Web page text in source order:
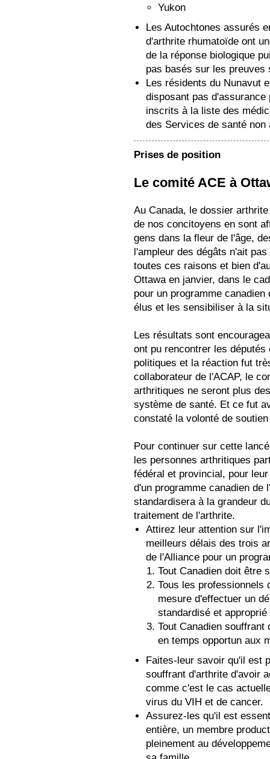
Yukon
Les Autochtones assurés
d'arthrite rhumatoïde ont
de la réponse biologique
pas basés sur les preuves
Les résidents du Nunavut
disposant pas
inscrits à la liste des
des Services de santé
Prises de position
Le comité ACE à
Au Canada, le dossier
de nos concitoyens en sont
gens dans la fleur de l'âge,
l'ampleur des dégâts n'ait
toutes ces raisons et bien
Ottawa en janvier, dans le
pour un programme
élus et les sensibiliser à la
Les résultats sont
ont pu rencontrer les
politiques et la réaction fut
collaborateur de l'ACAP, le
arthritiques ne seront plus
système de santé. Et ce fut
constaté la volonté de
Pour continuer sur cette
les personnes arthritiques
fédéral et provincial, pour
d'un programme canadien de
standardisera à la grandeur
traitement de l'arthrite.
Attirez leur attention sur
meilleurs délais des trois
de l'Alliance pour un
Tout Canadien doit être
Tous les professionnels
mesure d'effectuer un
standardisé et
Tout Canadien
en temps opportun aux
Faites-leur savoir qu'il est
souffrant d'arthrite d'avoir
comme c'est le cas
virus du VIH et de cancer.
Assurez-les qu'il est
entière, un membre
pleinement au